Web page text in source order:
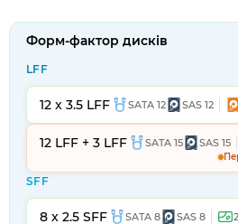
Форм-фактор дисків
LFF
12 x 3.5 LFF SATA 12 SAS 12
12 LFF + 3 LFF SATA 15 SAS 15
SFF
8 x 2.5 SFF SATA 8 SAS 8